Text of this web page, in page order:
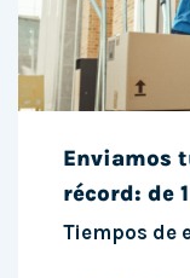
Enviamos
récord: de
Tiempos de